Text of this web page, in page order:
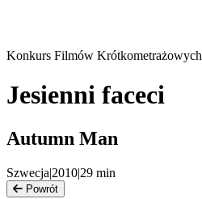
Konkurs Filmów Krótkometrażowych
Jesienni faceci
Autumn Man
Szwecja|2010|29 min
Powrót